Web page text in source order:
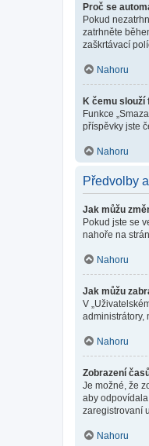
Proč se
Pokud
zatrhněte
zaškrtávací
Nahoru
K čemu slouží
Funkce
příspěvky jste
Nahoru
Předvolby
Jak můžu
Pokud jste se
nahoře na
Nahoru
Jak můžu
V
administrátory,
Nahoru
Zobrazení
Je možné, že
aby
zaregistrovaní
Nahoru